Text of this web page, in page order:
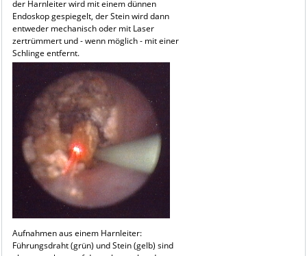
der Harnleiter wird mit einem dünnen
Endoskop gespiegelt, der Stein wird dann
entweder mechanisch oder mit Laser
zertrümmert und - wenn möglich - mit einer
Schlinge entfernt.
Aufnahmen aus einem Harnleiter:
Führungsdraht (grün) und Stein (gelb) sind